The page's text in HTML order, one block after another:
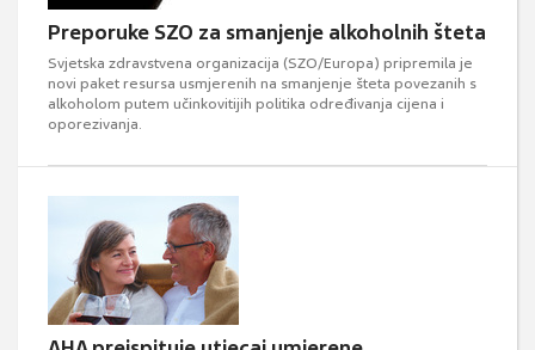
Preporuke SZO za smanjenje alkoholnih šteta
Svjetska zdravstvena organizacija (SZO/Europa) pripremila je
novi paket resursa usmjerenih na smanjenje šteta povezanih s
alkoholom putem učinkovitijih politika određivanja cijena i
oporezivanja.